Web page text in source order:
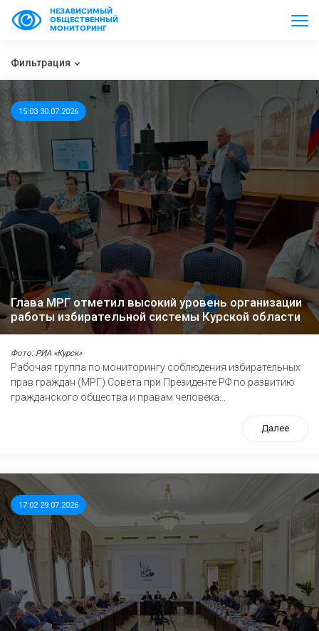
НЕЗАВИСИМЫЙ
ОБЩЕСТВЕННЫЙ
МОНИТОРИНГ
Фильтрация
15:03 30.07.2026
Глава МРГ отметил высокий уровень организации
работы избирательной системы Курской области
Фото: РИА «Курск»
Рабочая группа по мониторингу соблюдения избирательных
прав граждан (МРГ) Совета при Президенте РФ по развитию
гражданского общества и правам человека...
Далее
17:02 29.07.2026